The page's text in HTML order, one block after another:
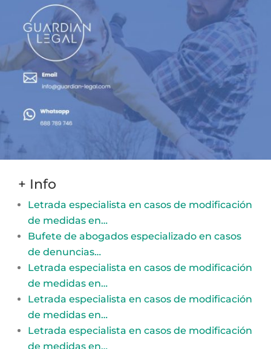
+ Info
Letrada especialista en casos de modificación
de medidas en…
Bufete de abogados especializado en casos
de denuncias…
Letrada especialista en casos de modificación
de medidas en…
Letrada especialista en casos de modificación
de medidas en…
Letrada especialista en casos de modificación
de medidas en…